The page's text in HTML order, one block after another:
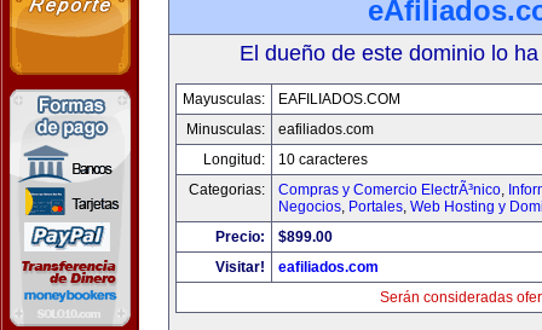
El dueño de este dominio lo
Mayusculas:
EAFILIADOS.COM
Minusculas:
eafiliados.com
Longitud:
10 caracteres
Categorias:
Compras y Comercio ElectrÃ³nico,
Negocios, Portales, Web Hosting y
Precio:
$899.00
Visitar!
eafiliados.com
Serán consideradas